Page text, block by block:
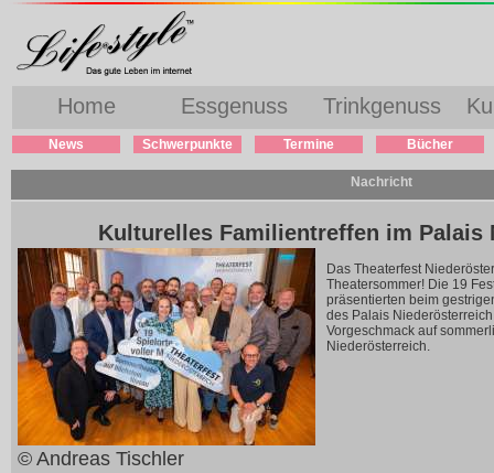
Home Essgenuss Trinkgenuss
News Schwerpunkte Termine Bücher
Nachricht
Kulturelles Familientreffen im Palais
© Andreas Tischler
Das Theaterfest
Theatersommer! Die 19
präsentierten beim
des Palais
Vorgeschmack auf
Niederösterreich.